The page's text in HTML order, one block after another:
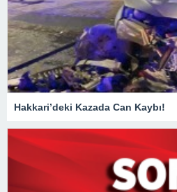
Hakkari’deki Kazada Can Kaybı!